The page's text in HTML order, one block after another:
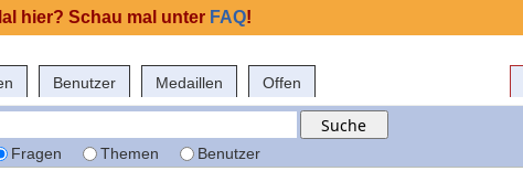
Benutzer Medaillen Offen
Fragen Themen Benutzer
hier? Schau mal unter FAQ!